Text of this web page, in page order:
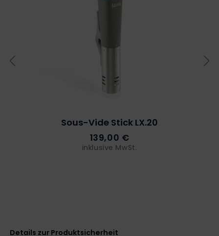
Sous-Vide Stick LX.20
139,00 €
inklusive MwSt.
Details zur Produktsicherheit